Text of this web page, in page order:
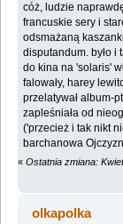
cóż, ludzie
francuskie sery i
odsmażaną
disputandum. było i
do kina na 'solaris'
falowały, harey
przelatywał album-
zapleśniała od
('przecież i tak nikt
barchanowa
« Ostatnia zmiana:
olkapolka